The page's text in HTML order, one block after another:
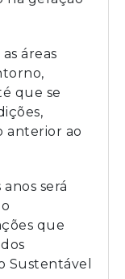
áreas
que se
anterior ao
será
que
Sustentável